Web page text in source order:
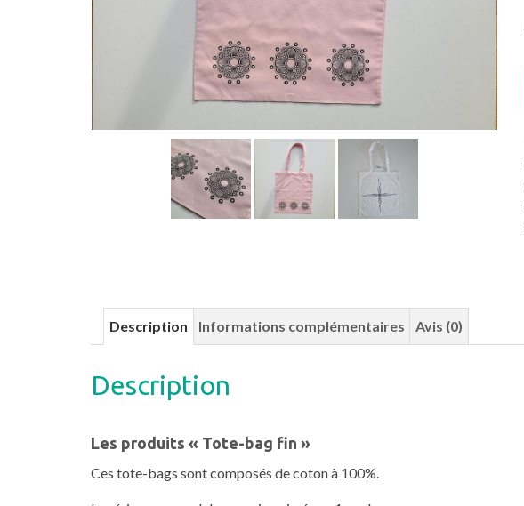
Description Informations complémentaires Avis (0)
Description
Les produits « Tote-bag fin »
Ces tote-bags sont composés de coton à 100%.